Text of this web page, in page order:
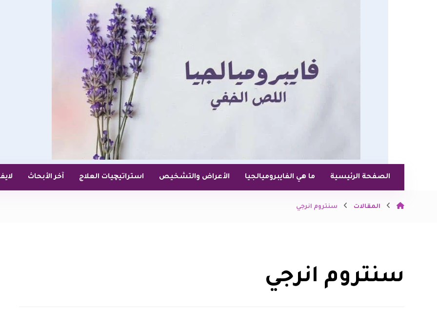
الصفحة الرئيسية ما هي الفايبروميالجيا الأعراض والتشخيص استراتيچيات العلاج آخر الأبحاث
المقالات سنتروم انرجي
سنتروم انرجي